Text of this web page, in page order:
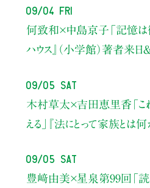
09/04 Fri
何致和×中島京子 「記憶は
ハウス』（小学館）著者来
09/05 Sat
木村草太×吉田恵里香 「
える」
『法にとって家族とは
09/05 Sat
豊﨑由美×星泉 第99回「読